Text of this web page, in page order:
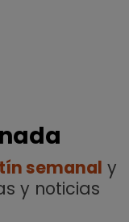
semanal y
y noticias